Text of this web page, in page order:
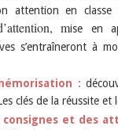
attention en
mise en
s’entraîneront à
:
clés de la réussite et
consignes et des